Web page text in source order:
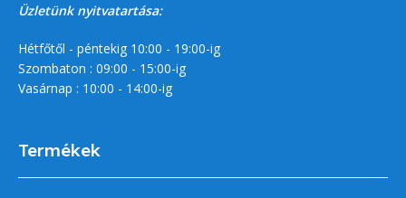
Üzletünk nyitvatartása:
Hétfőtől - péntekig 10:00 - 19:00-ig
Szombaton : 09:00 - 15:00-ig
Vasárnap : 10:00 - 14:00-ig
Termékek